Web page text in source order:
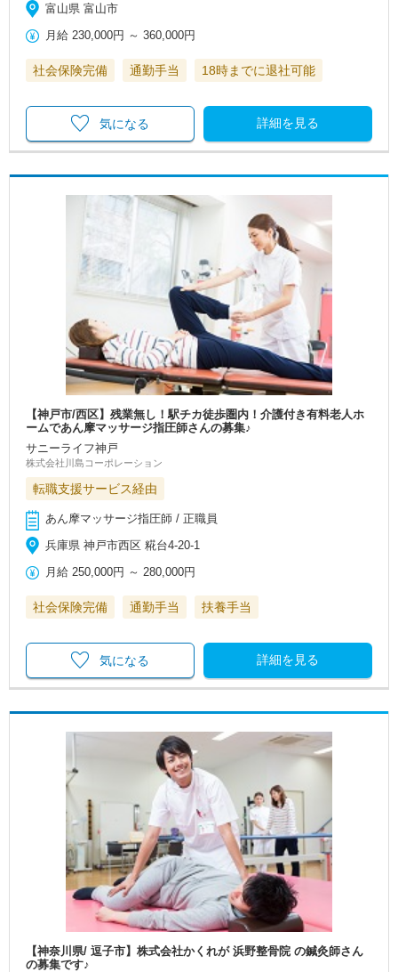
富山県 富山市
月給 230,000円 ～360,000円
社会保険完備 通勤手当 18時までに退社可能
詳細を見る
気になる
【神戸市/西区】残業無し！駅チカ徒歩圏内！介護付き有料老人ホ
ームであん摩マッサージ指圧師さんの募集♪
サニーライフ神戸
株式会社川島コーポレーション
転職支援サービス経由
あん摩マッサージ指圧師 / 正職員
兵庫県 神戸市西区 糀台4-20-1
月給 250,000円 ～ 280,000円
社会保険完備 通勤手当 扶養手当
詳細を見る
気になる
【神奈川県/ 逗子市】株式会社かくれが 浜野整骨院 の鍼灸師さん
の募集です♪